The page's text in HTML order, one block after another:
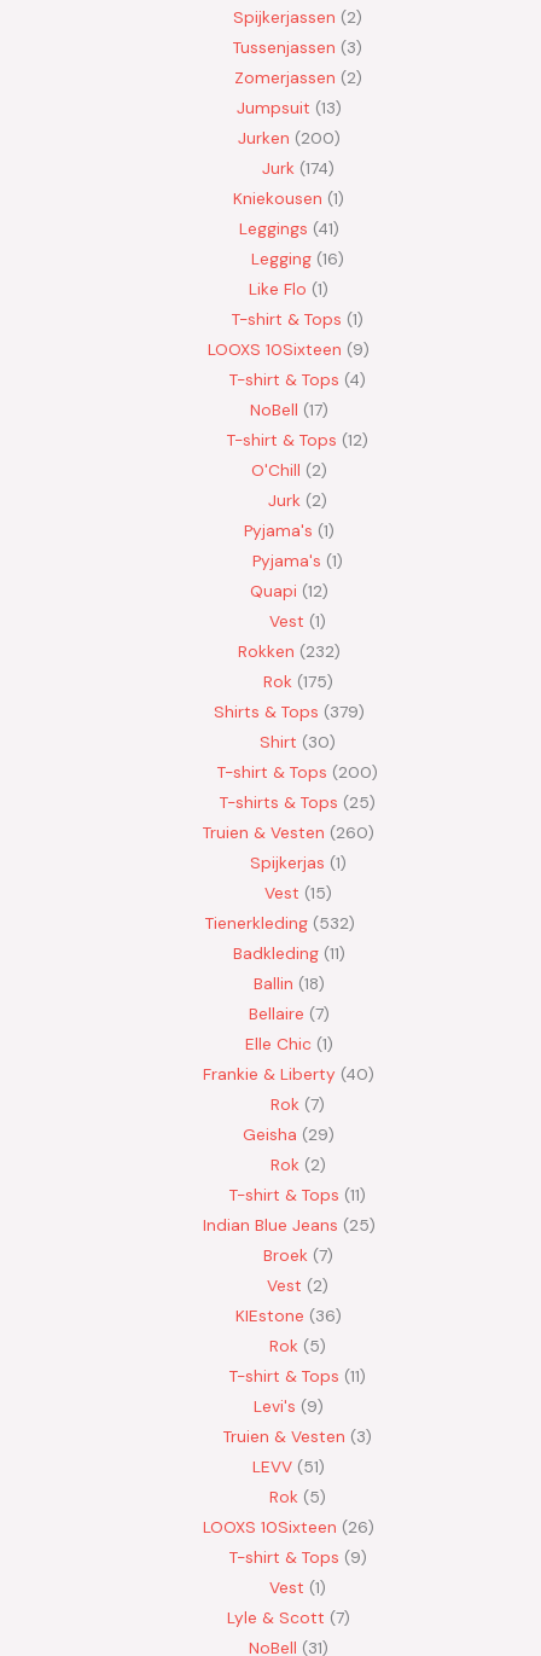
Spijkerjassen
2
Tussenjassen
3
Zomerjassen 2
Jumpsuit 13
Jurken 200
Jurk 174
Kniekousen 1
Leggings 41
Legging 16
Like Flo 1
T-shirt & Tops 1
LOOXS 10Sixteen
9
T-shirt & Tops 4
NoBell 17
T-shirt & Tops 12
O'Chill 2
Jurk 2
Pyjama's 1
Pyjama's 1
Quapi 12
Vest 1
Rokken 232
Rok 175
Shirts & Tops 379
Shirt
30
T-shirt & Tops
200
T-shirts & Tops
25
Truien & Vesten
260
Spijkerjas 1
Vest 15
Tienerkleding 532
Badkleding 11
Ballin 18
Bellaire 7
Elle Chic 1
Frankie & Liberty 40
Rok 7
Geisha
29
Rok 2
T-shirt & Tops 11
Indian Blue Jeans 25
Broek 7
Vest
2
KIEstone
36
Rok 5
T-shirt & Tops 11
Levi's
9
Truien & Vesten
3
LEVV 51
Rok 5
LOOXS 10Sixteen
26
T-shirt & Tops 9
Vest 1
Lyle & Scott 7
NoBell
31